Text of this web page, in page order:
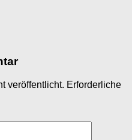
veröffentlicht. Erforderliche